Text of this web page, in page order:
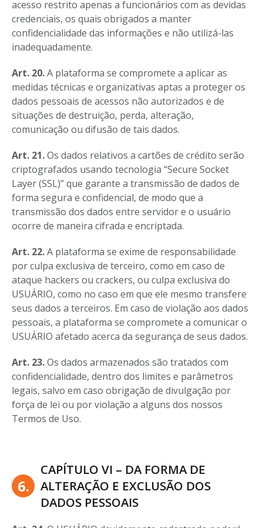
acesso restrito apenas a funcionários com as devidas
credenciais, os quais obrigados a manter
confidencialidade das informações e não utilizá-las
inadequadamente.
Art. 20.A plataforma se compromete a aplicar as
medidas técnicas e organizativas aptas a proteger os
dados pessoais de acessos não autorizados e de
situações de destruição, perda, alteração,
comunicação ou difusão de tais dados.
Art. 21.Os dados relativos a cartões de crédito serão
criptografados usando tecnologia “Secure Socket
Layer (SSL)” que garante a transmissão de dados de
forma segura e confidencial, de modo que a
transmissão dos dados entre servidor e o usuário
ocorre de maneira cifrada e encriptada.
Art. 22.A plataforma se exime de responsabilidade
por culpa exclusiva de terceiro, como em caso de
ataque hackers ou crackers, ou culpa exclusiva do
USUÁRIO, como no caso em que ele mesmo transfere
seus dados a terceiros. Em caso de violação aos dados
pessoais, a plataforma se compromete a comunicar o
USUÁRIO afetado acerca da segurança de seus dados.
Art. 23.Os dados armazenados são tratados com
confidencialidade, dentro dos limites e parâmetros
legais, salvo em caso obrigação de divulgação por
força de lei ou por violação a alguns dos nossos
Termos de Uso.
6.
CAPÍTULO VI – DA FORMA DE
ALTERAÇÃO E EXCLUSÃO DOS
DADOS PESSOAIS